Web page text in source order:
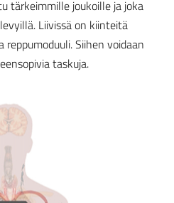
tärkeimmille joukoille ja joka
Liivissä on kiinteitä
Siihen voidaan
taskuja.